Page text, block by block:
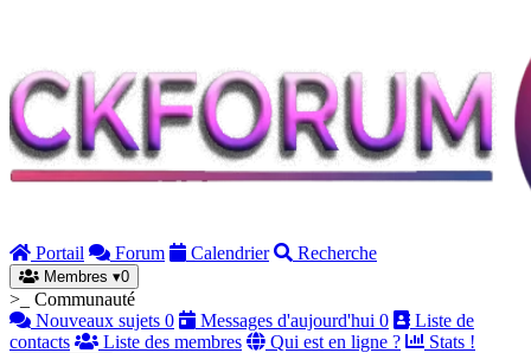
Portail Forum Calendrier Recherche
Membres ▾0
>_ Communauté
Nouveaux sujets 0 Messages d'aujourd'hui 0
Liste de
contacts
Liste des membres Qui est en ligne ? Stats !